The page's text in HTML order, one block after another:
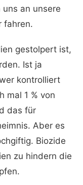
an unsere
fahren.
gestolpert ist,
Ist ja
kontrolliert
mal 1 % von
das für
Aber es
Biozide
zu hindern die